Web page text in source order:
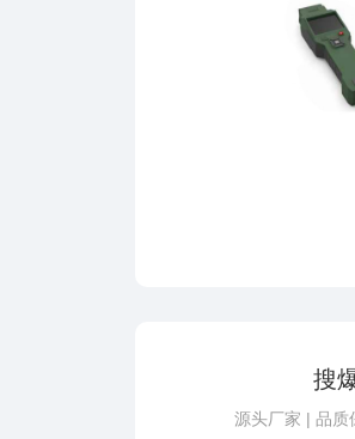
搜
源头厂家 | 品质